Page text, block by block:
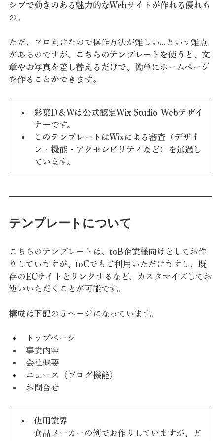
シブで動きのある魅力的なWebサイトが作れる優れ も
の。
ただ、プロ向けなので操作方法が難しい...という難点
があるのですが、
こちらのテンプレートを使うと、文
章やお写真を差し替えるだけで、簡単にホームページ
を作ることができます。
彩葉D＆Wは公式認定Wix Studio Webデザイ
ナーです。
このテンプレートはWixによる審査（デザイ
ン・機能・アクセシビリティなど）を通過し
ています。
テンプレートについて
こちらのテンプレートは、 toB企業様向け としてお作
りしていますが、 toCでもご利用いただけますし、既
存の ECサイトとリンク するなど、カスタマイズしてお
使いいただくことが可能です。
構成は下記の５ページになっています。
トップページ
事業内容
会社概要
ニュース（ブログ機能）
お問合せ
使用業界
食品メーカーの例でお作りしていますが、ど